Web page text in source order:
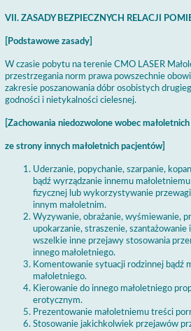
VII. ZASADY BEZPIECZNYCH RELACJI
[Podstawowe zasady]
W czasie pobytu na terenie CMO LASER
przestrzegania norm prawa powszechnie
zakresie poszanowania dóbr osobistych
godności i nietykalności cielesnej.
[Zachowania niedozwolone wobec
ze strony innych małoletnich pacjentów]
Uderzanie, popychanie, szarpanie,
bądź wyrządzanie innemu
fizycznej lub wykorzystywanie
innym małoletnim.
Wyzywanie, obrażanie, wyśmiewanie,
upokarzanie, straszenie, szantażowanie
wszelkie inne przejawy stosowania
innego małoletniego.
Komentowanie sytuacji rodzinnej bądź
małoletniego.
Kierowanie do innego małoletniego
erotycznym.
Prezentowanie małoletniemu treści
Stosowanie jakichkolwiek przejawów